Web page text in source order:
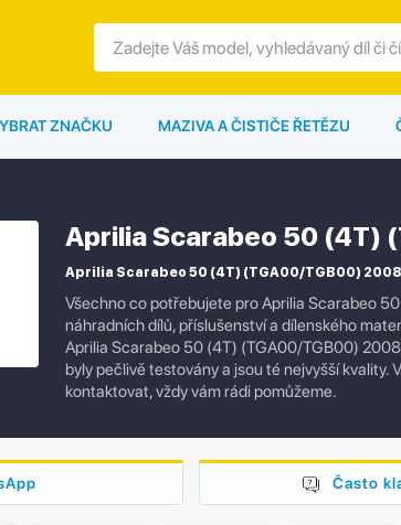
ZNAČKU MAZIVA A ČISTIČE ŘETĚZU
Aprilia Scarabeo 50 (4T)
Aprilia Scarabeo 50 (4T) (TGA00/TGB00)
Všechno co potřebujete pro Aprilia Scarabeo
náhradních dílů, příslušenství a dílenského
Aprilia Scarabeo 50 (4T) (TGA00/TGB00)
byly pečlivě testovány a jsou té nejvyšší
kontaktovat, vždy vám rádi pomůžeme.
Často